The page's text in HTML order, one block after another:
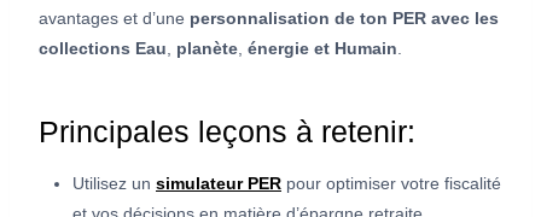
avantages et d’une personnalisation de ton PER avec les
collections Eau
planète énergie et Humain
Principales leçons à retenir:
Utilisez un simulateur PER pour optimiser votre fiscalité